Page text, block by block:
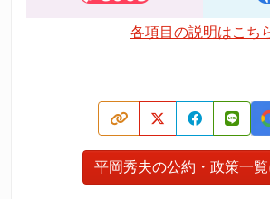
各項目の説明はこち
平岡秀夫の公約・政策一